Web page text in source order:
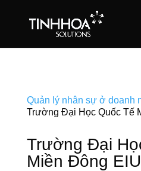
Quản lý nhân sự ở doanh
Trường Đại Học Quốc Tế
Trường Đại
Miền Đông